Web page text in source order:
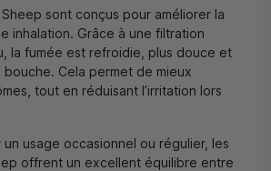
sont conçus pour améliorer la
inhalation. Grâce à une filtration
la fumée est refroidie, plus douce et
bouche. Cela permet de mieux
tout en réduisant l’irritation lors
usage occasionnel ou régulier, les
offrent un excellent équilibre entre